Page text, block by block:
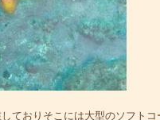
ておりそこには大型のソフト